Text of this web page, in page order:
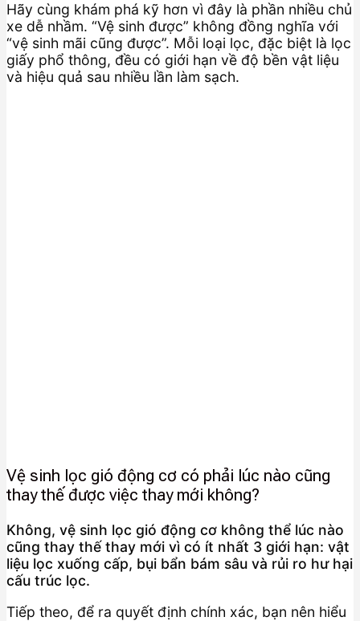
Hãy cùng khám phá kỹ hơn vì đây là phần nhiều chủ
xe dễ nhầm. “Vệ sinh được” không đồng nghĩa với
“vệ sinh mãi cũng được”. Mỗi loại lọc, đặc biệt là lọc
giấy phổ thông, đều có giới hạn về độ bền vật liệu
và hiệu quả sau nhiều lần làm sạch.
Vệ sinh lọc gió động cơ có phải lúc nào cũng
thay thế được việc thay mới không?
Không, vệ sinh lọc gió động cơ không thể lúc nào
cũng thay thế thay mới vì có ít nhất 3 giới hạn: vật
liệu lọc xuống cấp, bụi bẩn bám sâu và rủi ro hư hại
cấu trúc lọc.
Tiếp theo, để ra quyết định chính xác, bạn nên hiểu